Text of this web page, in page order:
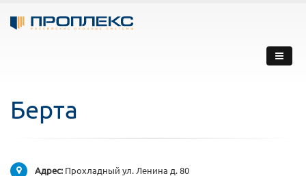
Берта
Адрес: Прохладный ул. Ленина д. 80